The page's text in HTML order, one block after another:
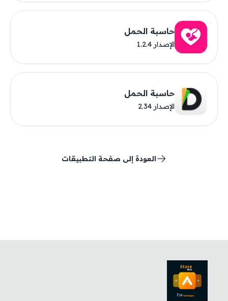
حاسبة الحمل
الإصدار 1.2.4
حاسبة الحمل
الإصدار 2.34
العودة إلى صفحة التطبيقات